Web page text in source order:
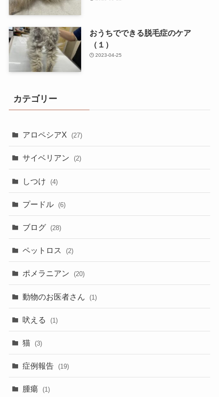
おうちでできる脱毛症のケア
（１）
2023-04-25
カテゴリー
アロペシアX (27)
サイベリアン (2)
しつけ (4)
プードル (6)
ブログ (28)
ペットロス (2)
ポメラニアン (20)
動物のお医者さん (1)
吠える (1)
猫 (3)
症例報告 (19)
腫瘍 (1)